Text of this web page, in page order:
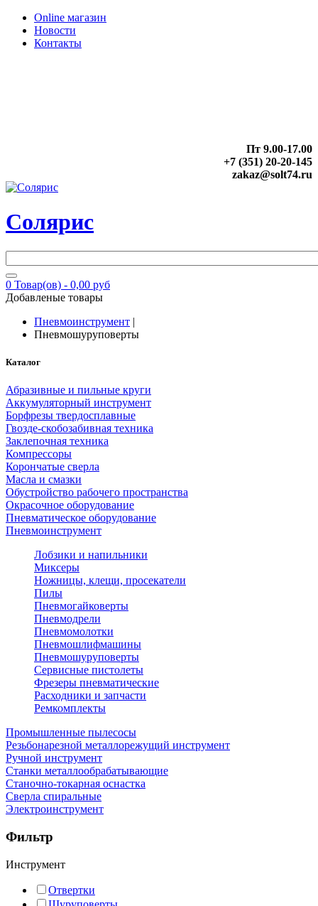
Online магазин
Новости
Контакты
Пт 9.00-17.00
+7 (351) 20-20-145
zakaz@solt74.ru
Солярис
0 Товар(ов) - 0,00 руб
Добавленые товары
Пневмоинструмент |
Пневмошуруповерты
Каталог
Абразивные и пильные круги
Аккумуляторный инструмент
Борфрезы твердосплавные
Гвозде-скобозабивная техника
Заклепочная техника
Компрессоры
Корончатые сверла
Масла и смазки
Обустройство рабочего пространства
Окрасочное оборудование
Пневматическое оборудование
Пневмоинструмент
Лобзики и напильники
Миксеры
Ножницы, клещи, просекатели
Пилы
Пневмогайковерты
Пневмодрели
Пневмомолотки
Пневмошлифмашины
Пневмошуруповерты
Сервисные пистолеты
Фрезеры пневматические
Расходники и запчасти
Ремкомплекты
Промышленные пылесосы
Резьбонарезной металлорежущий инструмент
Ручной инструмент
Станки металлообрабатывающие
Станочно-токарная оснастка
Сверла спиральные
Электроинструмент
Фильтр
Инструмент
Отвертки